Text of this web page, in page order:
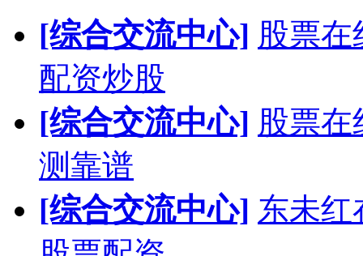
[综合交流中心] 股票
配资炒股
[综合交流中心] 股票在
测靠谱
[综合交流中心] 东未红